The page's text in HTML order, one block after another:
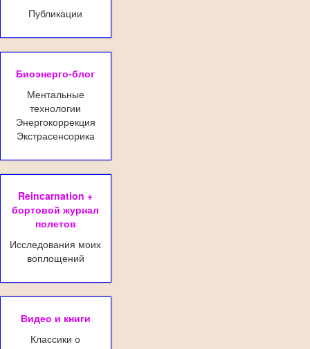
Публикации
Биоэнерго-блог
Ментальные
технологии
Энергокоррекция
Экстрасенсорика
Reincarnation +
бортовой журнал
полетов
Исследования моих
воплощений
Видео и книги
Классики о